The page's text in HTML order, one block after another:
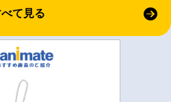
て見る